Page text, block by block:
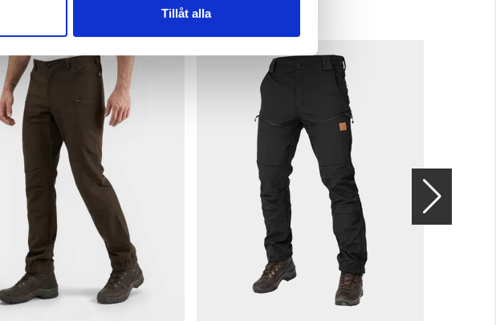
Tillåt alla